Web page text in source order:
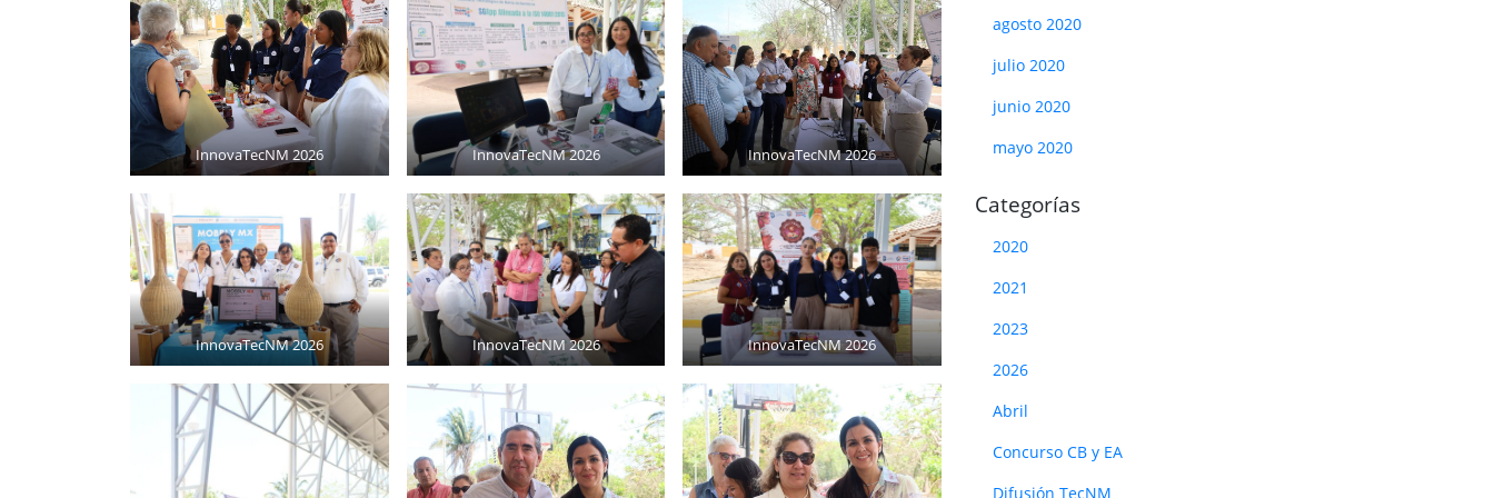
InnovaTecNM 2026 InnovaTecNM 2026 InnovaTecNM 2026
InnovaTecNM 2026 InnovaTecNM 2026 InnovaTecNM 2026
agosto 2020
julio 2020
junio 2020
mayo 2020
Categorías
2020
2021
2023
2026
Abril
Concurso CB y EA
Difusión TecNM